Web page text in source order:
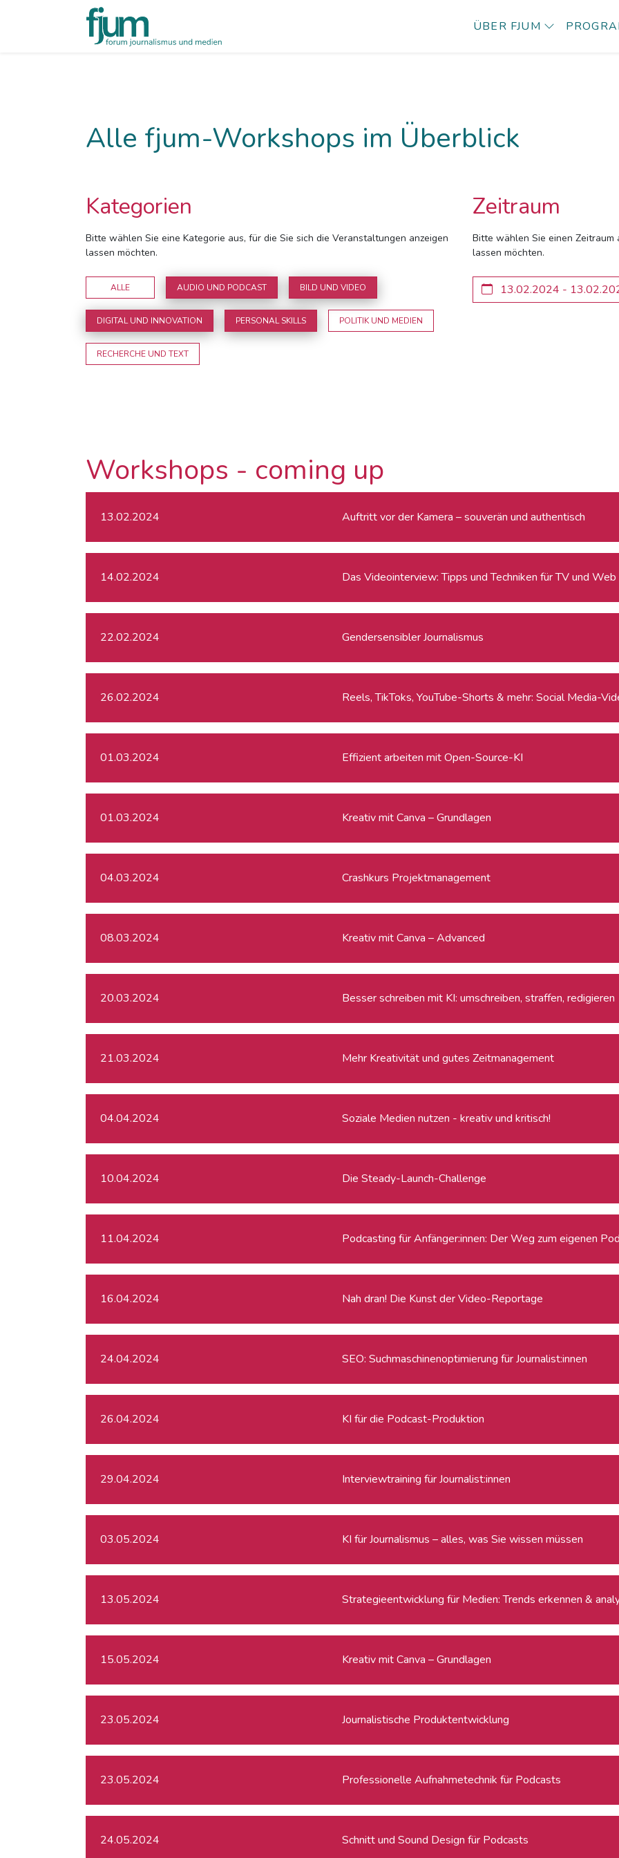
ÜBER FJUM
Alle fjum-Workshops im Überblick
Kategorien
Bitte wählen Sie eine Kategorie aus, für die Sie sich die Veranstaltungen anzeigen
lassen möchten.
ALLE AUDIO UND PODCAST BILD UND VIDEO
DIGITAL UND INNOVATION PERSONAL SKILLS POLITIK UND MEDIEN
RECHERCHE UND TEXT
Zeitraum
Bitte wählen Sie einen Zeitraum
lassen möchten.
Workshops - coming up
13.02.2024 Auftritt vor der Kamera – souverän und authentisch
14.02.2024 Das Videointerview: Tipps und Techniken für TV und Web
22.02.2024 Gendersensibler Journalismus
26.02.2024 Reels, TikToks, YouTube-Shorts & mehr: Social Media-
01.03.2024 Effizient arbeiten mit Open-Source-KI
01.03.2024 Kreativ mit Canva – Grundlagen
04.03.2024 Crashkurs Projektmanagement
08.03.2024 Kreativ mit Canva – Advanced
20.03.2024 Besser schreiben mit KI: umschreiben, straffen, redigieren
21.03.2024 Mehr Kreativität und gutes Zeitmanagement
04.04.2024 Soziale Medien nutzen - kreativ und kritisch!
10.04.2024 Die Steady-Launch-Challenge
11.04.2024 Podcasting für Anfänger:innen: Der Weg zum eigenen
16.04.2024 Nah dran! Die Kunst der Video-Reportage
24.04.2024 SEO: Suchmaschinenoptimierung für Journalist:innen
26.04.2024 KI für die Podcast-Produktion
29.04.2024 Interviewtraining für Journalist:innen
03.05.2024 KI für Journalismus – alles, was Sie wissen müssen
13.05.2024 Strategieentwicklung für Medien: Trends erkennen &
15.05.2024 Kreativ mit Canva – Grundlagen
23.05.2024 Journalistische Produktentwicklung
23.05.2024 Professionelle Aufnahmetechnik für Podcasts
24.05.2024 Schnitt und Sound Design für Podcasts